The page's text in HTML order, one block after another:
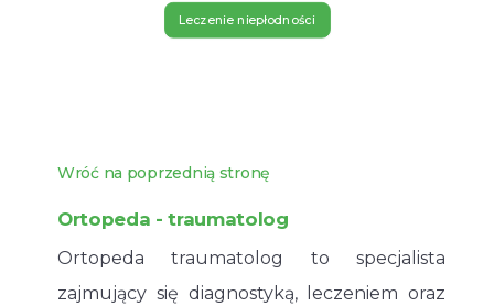
Leczenie niepłodności
Wróć na poprzednią stronę
Ortopeda - traumatolog
Ortopeda traumatolog to specjalista
zajmujący się diagnostyką, leczeniem oraz